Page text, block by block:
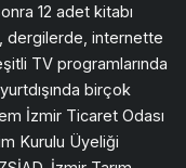
12 adet kitabı
dergilerde, internette
TV programlarında
birçok
İzmir Ticaret Odası
Kurulu Üyeliği